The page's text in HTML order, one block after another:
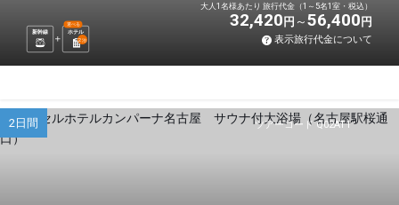
新幹線 ホテル
選べる
2泊
大人1名様あたり 旅行代金（1～5名1室・税込）
32,420 円 56,400 円
表示旅行代金について
ツアーコード Q02AT1
2日間